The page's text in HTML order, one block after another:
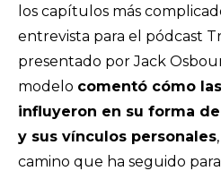
los capítulos más
entrevista para el pódcast
presentado por Jack
modelo comentó cómo
influyeron en su forma
y sus vínculos personales
camino que ha seguido